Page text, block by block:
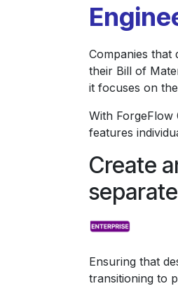
Companies that
their Bill of
it focuses on
With ForgeFlow
features
Create
Ensuring that
transitioning to